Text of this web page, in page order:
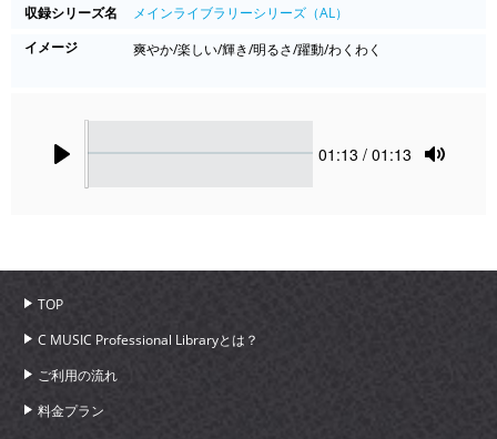
収録シリーズ名
メインライブラリーシリーズ（AL）
イメージ
爽やか/楽しい/輝き/明るさ/躍動/わくわく
Current
01:13 / 01:13
TOP
C MUSIC Professional Libraryとは？
ご利用の流れ
料金プラン